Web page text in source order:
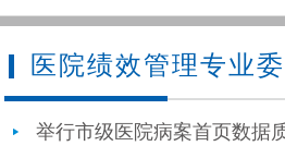
医院绩效管理专业
举行市级医院病案首页数据